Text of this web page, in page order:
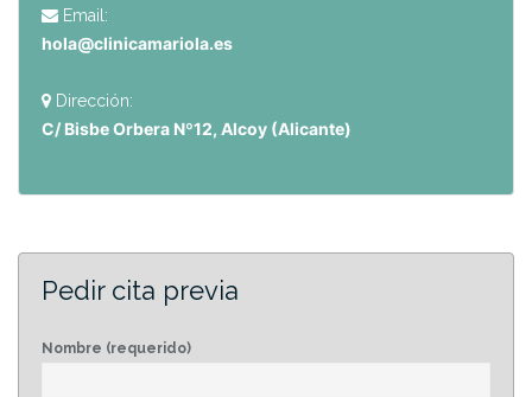
Email:
hola@clinicamariola.es
Dirección:
C/ Bisbe Orbera Nº12, Alcoy (Alicante)
Pedir cita previa
Nombre (requerido)